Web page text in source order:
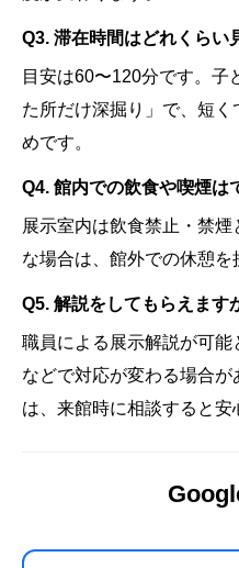
Q3. 滞在時間はどれくらい
目安は60〜120分です。
た所だけ深掘り」で、短
めです。
Q4. 館内での飲食や喫煙は
展示室内は飲食禁止・禁
な場合は、館外での休憩を
Q5. 解説をしてもらえます
職員による展示解説が可
などで対応が変わる場合
は、来館時に相談すると安